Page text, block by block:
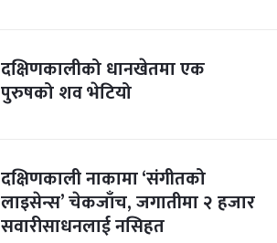
दक्षिणकालीको धानखेतमा एक
पुरुषको शव भेटियो
दक्षिणकाली नाकामा ‘संगीतको
लाइसेन्स’ चेकजाँच, जगातीमा २ हजार
सवारीसाधनलाई नसिहत